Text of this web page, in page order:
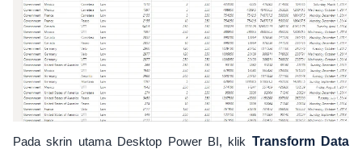
Pada skrin utama Desktop Power BI, klik Transform Data